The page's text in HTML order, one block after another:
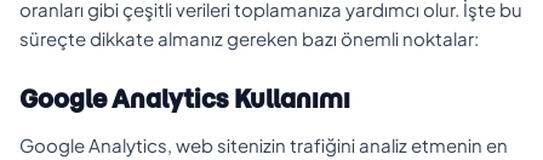
oranları gibi çeşitli verileri toplamanıza yardımcı olur. İşte bu
süreçte dikkate almanız gereken bazı önemli noktalar:
Google Analytics Kullanımı
Google Analytics, web sitenizin trafiğini analiz etmenin en